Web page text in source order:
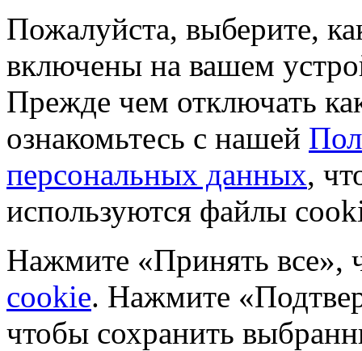
Пожалуйста, выберите,
включены на вашем
Прежде чем отключать
ознакомьтесь с нашей
персональных данных,
используются файлы
Нажмите «Принять все»,
cookie. Нажмите
чтобы сохранить